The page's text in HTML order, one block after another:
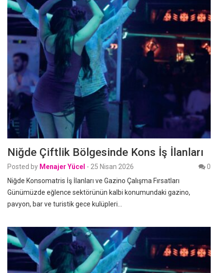
Niğde Çiftlik Bölgesinde Kons İş İlanları
Posted by Menajer Yücel - 25 Nisan 2026
0
Niğde Konsomatris İş İlanları ve Gazino Çalışma Fırsatları
Günümüzde eğlence sektörünün kalbi konumundaki gazino,
pavyon, bar ve turistik gece kulüpleri…